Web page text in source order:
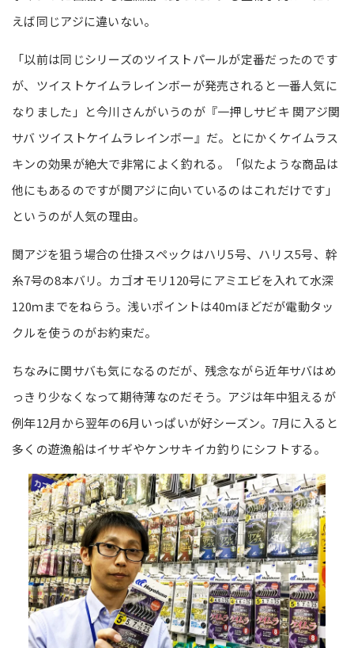
えば同じアジに違いない。
「以前は同じシリーズのツイストパールが定番だったのです
が、ツイストケイムラレインボーが発売されると一番人気に
なりました」と今川さんがいうのが『一押しサビキ 関アジ関
サバ ツイストケイムラレインボー』だ。とにかくケイムラス
キンの効果が絶大で非常によく釣れる。「似たような商品は
他にもあるのですが関アジに向いているのはこれだけです」
というのが人気の理由。
関アジを狙う場合の仕掛スペックはハリ5号、ハリス5号、幹
糸7号の8本バリ。カゴオモリ120号にアミエビを入れて水深
120ｍまでをねらう。浅いポイントは40ｍほどだが電動タッ
クルを使うのがお約束だ。
ちなみに関サバも気になるのだが、残念ながら近年サバはめ
っきり少なくなって期待薄なのだそう。アジは年中狙えるが
例年12月から翌年の6月いっぱいが好シーズン。7月に入ると
多くの遊漁船はイサギやケンサキイカ釣りにシフトする。